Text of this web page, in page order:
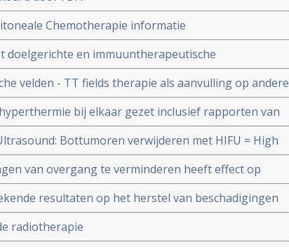
Chemotherapie informatie
doelgerichte en immuuntherapeutische
combinatiebehandeling voor kankerpatienten, aldus
van Antwerpen
velden - TT fields therapie als aanvulling op andere
resultaten bij o.a. borstkanker,
aldus verschillende studies.
bij elkaar gezet inclusief rapporten van
blaaskanker, hyperthermie als aanvulling op
Bottumoren verwijderen met HIFU = High
chemo geeft uitstekende resultaten ten opzichte
Artikel update 6 november 2010
van overgang te verminderen heeft effect op
functies blijkt uit placebo gecontroleerde studie
resultaten op het herstel van beschadigingen
pijnverlichting. 76.7 tot 92.6 procent betere
radiotherapie